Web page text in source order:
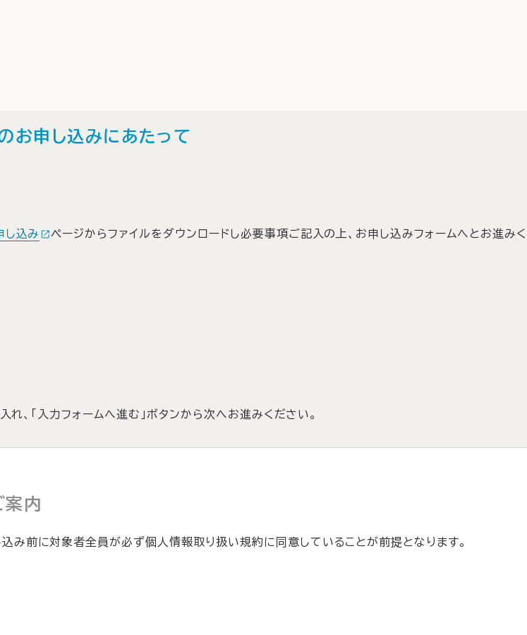
お申し込みにあたって
し込み
ページからファイルをダウンロードし必要事項ご記入の上、お申し込みフォームへとお進みく
れ、「入力フォームへ進む」ボタンから次へお進みください。
案内
み前に対象者全員が必ず個人情報取り扱い規約に同意していることが前提となります。